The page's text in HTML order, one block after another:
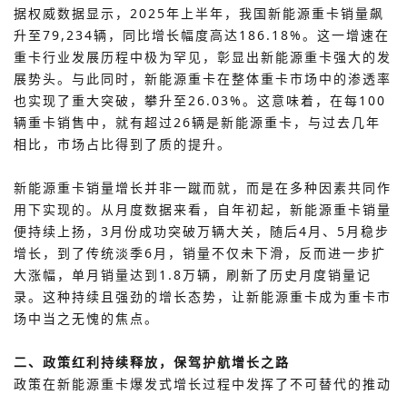
据权 威数据显示，2025年上半年，我国新能源重卡销量飙
升至79,234辆，同比增长幅度高达186.18%。这一增速在
重卡行业发展历程中极为罕见，彰显出新能源重卡强大的发
展势头。与此同时，新能源重卡在整体重卡市场中的渗透率
也实现了重大突破，攀升至26.03%。这意味着，在每100
辆重卡销售中，就有超过26辆是新能源重卡，与过去几年
相比，市场占比得到了质的提升。
新能源重卡销量增长并非一蹴而就，而是在多种因素共同作
用下实现的。从月度数据来看，自年初起，新能源重卡销量
便持续上扬，3月份成功突破万辆大关，随后4月、5月稳步
增长，到了传统淡季6月，销量不仅未下滑，反而进一步扩
大涨幅，单月销量达到1.8万辆，刷新了历史月度销量记
录。这种持续且强劲的增长态势，让新能源重卡成为重卡市
场中当之无愧的焦点。
二、政策红利持续释放，保驾护航增长之路
政策在新能源重卡爆发式增长过程中发挥了不可替代的推动